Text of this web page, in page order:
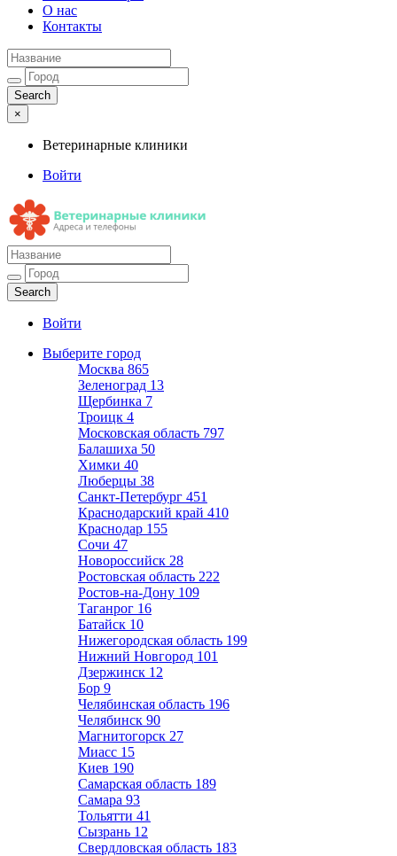
О нас
Контакты
×
Ветеринарные клиники
Войти
Ветеринарные клиники
Адреса и телефоны
Войти
Выберите город
Москва 865
Зеленоград 13
Щербинка 7
Троицк 4
Московская область 797
Балашиха 50
Химки 40
Люберцы 38
Санкт-Петербург 451
Краснодарский край 410
Краснодар 155
Сочи 47
Новороссийск 28
Ростовская область 222
Ростов-на-Дону 109
Таганрог 16
Батайск 10
Нижегородская область 199
Нижний Новгород 101
Дзержинск 12
Бор 9
Челябинская область 196
Челябинск 90
Магнитогорск 27
Миасс 15
Киев 190
Самарская область 189
Самара 93
Тольятти 41
Сызрань 12
Свердловская область 183